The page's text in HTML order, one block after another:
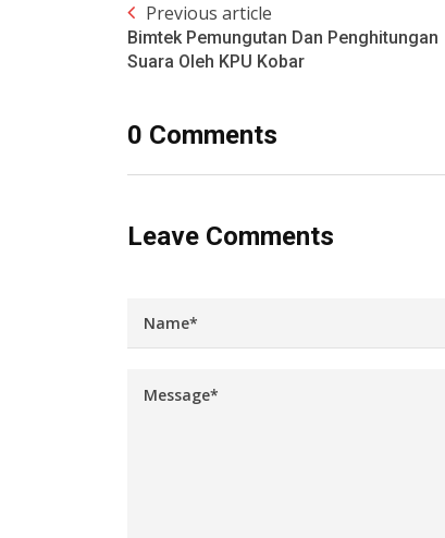
Previous article
Bimtek Pemungutan Dan Penghitungan
Suara Oleh KPU Kobar
0 Comments
Leave Comments